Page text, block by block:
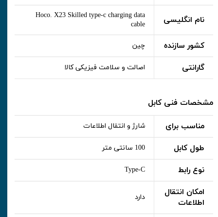
نام انگلیسی
Hoco. X23 Skilled type-c charging data
cable
کشور سازنده چین
گارانتی اصالت و سلامت فیزیکی کالا
مشخصات فنی کابل
مناسب برای شارژ و انتقال اطلاعات
طول کابل 100 سانتی متر
نوع رابط Type-C
امکان انتقال
اطلاعات
دارد